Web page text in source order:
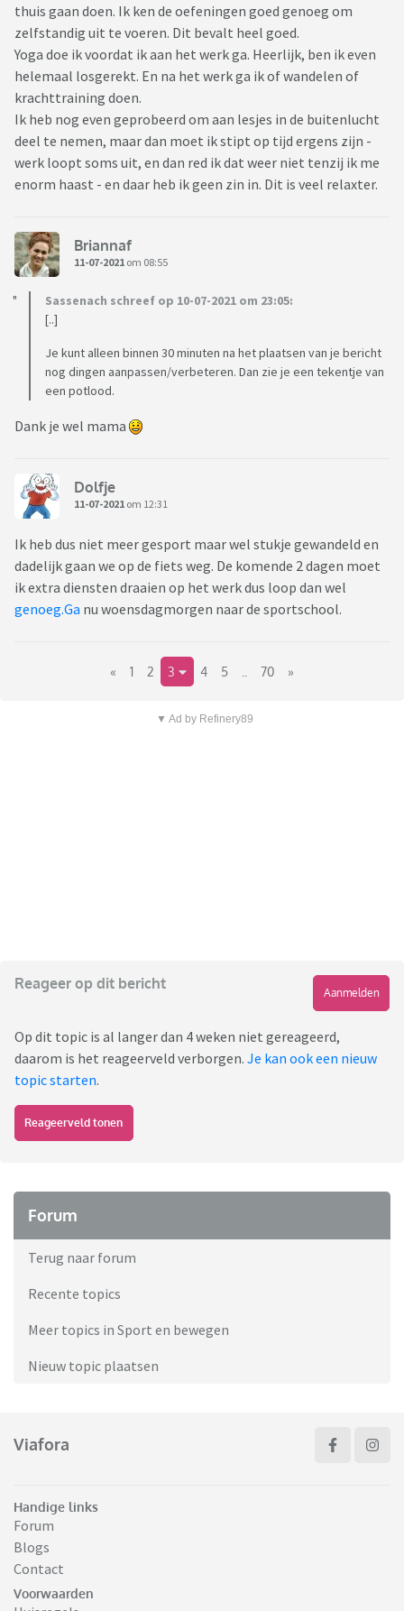
thuis gaan doen. Ik ken de oefeningen goed genoeg om
zelfstandig uit te voeren. Dit bevalt heel goed.
Yoga doe ik voordat ik aan het werk ga. Heerlijk, ben ik even
helemaal losgerekt. En na het werk ga ik of wandelen of
krachttraining doen.
Ik heb nog even geprobeerd om aan lesjes in de buitenlucht
deel te nemen, maar dan moet ik stipt op tijd ergens zijn -
werk loopt soms uit, en dan red ik dat weer niet tenzij ik me
enorm haast - en daar heb ik geen zin in. Dit is veel relaxter.
Briannaf
11-07-2021 om 08:55
Sassenach schreef op 10-07-2021 om 23:05:
[..]
Je kunt alleen binnen 30 minuten na het plaatsen van je bericht
nog dingen aanpassen/verbeteren. Dan zie je een tekentje van
een potlood.
Dank je wel mama
Dolfje
11-07-2021 om 12:31
Ik heb dus niet meer gesport maar wel stukje gewandeld en
dadelijk gaan we op de fiets weg. De komende 2 dagen moet
ik extra diensten draaien op het werk dus loop dan wel
genoeg.Ga nu woensdagmorgen naar de sportschool.
« 1 2 3 4 5 70 »
▼ Ad by Refinery89
Reageer op dit bericht
Aanmelden
Op dit topic is al langer dan 4 weken niet gereageerd,
daarom is het reageerveld verborgen. Je kan ook een nieuw
topic starten.
Reageerveld tonen
Forum
Terug naar forum
Recente topics
Meer topics in Sport en bewegen
Nieuw topic plaatsen
Viafora
Handige links
Forum
Blogs
Contact
Voorwaarden